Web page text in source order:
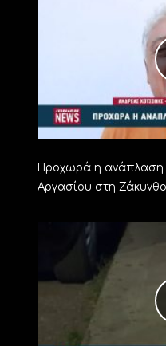
Προχωρά η ανάπλαση
Αργασίου στη Ζάκυνθο